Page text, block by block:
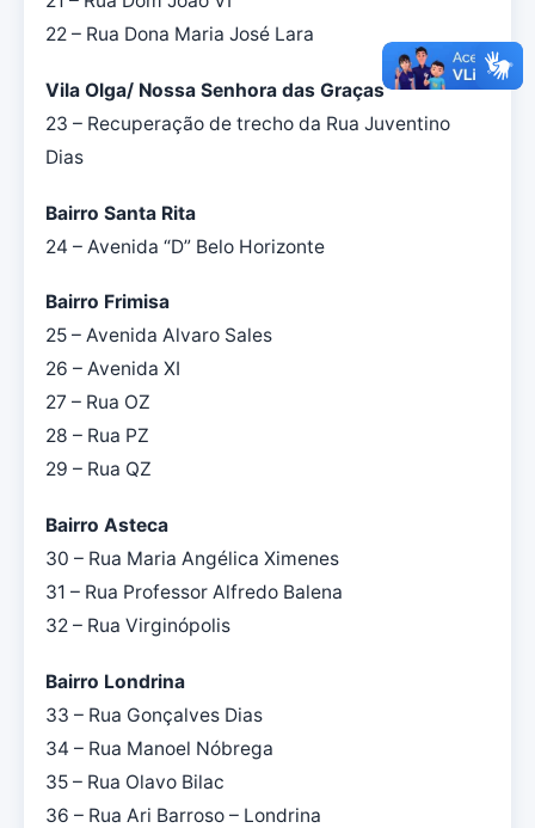
22 – Rua Dona Maria José Lara
Vila Olga/ Nossa Senhora das Graças
23 – Recuperação de trecho da Rua Juventino
Dias
Bairro Santa Rita
24 – Avenida “D” Belo Horizonte
Bairro Frimisa
25 – Avenida Alvaro Sales
26 – Avenida XI
27 – Rua OZ
28 – Rua PZ
29 – Rua QZ
Bairro Asteca
30 – Rua Maria Angélica Ximenes
31 – Rua Professor Alfredo Balena
32 – Rua Virginópolis
Bairro Londrina
33 – Rua Gonçalves Dias
34 – Rua Manoel Nóbrega
35 – Rua Olavo Bilac
36 – Rua Ari Barroso – Londrina